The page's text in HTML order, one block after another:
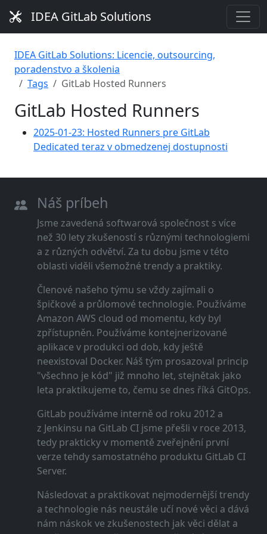
IDEA GitLab Solutions
IDEA GitLab Solutions: Licencie, outsourcing,
poradenstvo a školenia
Tags
GitLab Hosted Runners
GitLab Hosted Runners
2025-01-23: Hosted Runners pre GitLab
Dedicated teraz v obmedzenej dostupnosti
Náš príbeh
Jsme zavedená softwarová společnost s více
než 30 lety zkušeností s různými technologiemi
a z různých odvětví. Za tu dobu jsme v této
oblasti viděli všemožné trendy a praktiky.
Členové našeho týmu se vždy zajímali o
špičkové a průlomové technologie. Používáme
Amazon AWS cloud od momentu, kdy byl
zpřístupněn. Používáme kontejnerizované
aplikace v produkci od dob, kdy ještě
neexistoval Docker. Náš tým prosazoval princip
"všechno je kód" již mnoho let, stejnětak jako
leta praktikujeme to, čemu se dnes říká GitOps.
GitLab používáme interně od roku 2012 a
z Jenkinsu na GitLab CI jsme přešli v roce 2013,
tedy prakticky v momentě zveřejnění první
verze tehdy samostatného produktu GitLab CI
Server.
Následovat a praktikovat nejmodernější trendy
a technologie nás neustále učí nové věci a dává
nám náskok ve zkušenostech jak věci dělat a